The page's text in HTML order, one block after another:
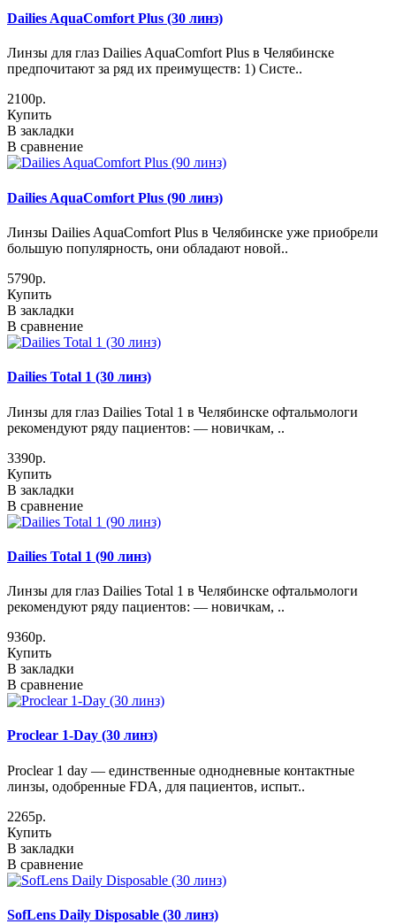
Dailies AquaComfort Plus (30 линз)
Линзы для глаз Dailies AquaComfort Plus в Челябинске
предпочитают за ряд их преимуществ: 1) Систе..
2100р.
Купить
В закладки
В сравнение
Dailies AquaComfort Plus (90 линз)
Линзы Dailies AquaComfort Plus в Челябинске уже приобрели
большую популярность, они обладают новой..
5790р.
Купить
В закладки
В сравнение
Dailies Total 1 (30 линз)
Линзы для глаз Dailies Total 1 в Челябинске офтальмологи
рекомендуют ряду пациентов: — новичкам, ..
3390р.
Купить
В закладки
В сравнение
Dailies Total 1 (90 линз)
Линзы для глаз Dailies Total 1 в Челябинске офтальмологи
рекомендуют ряду пациентов: — новичкам, ..
9360р.
Купить
В закладки
В сравнение
Proclear 1-Day (30 линз)
Proclear 1 day — единственные однодневные контактные
линзы, одобренные FDA, для пациентов, испыт..
2265р.
Купить
В закладки
В сравнение
SofLens Daily Disposable (30 линз)